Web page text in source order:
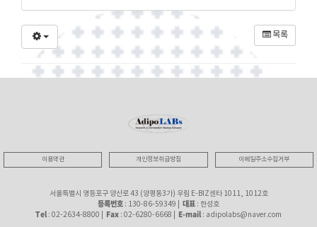
목록
이용약관 개인정보취급방침 이메일주소수집거부
서울특별시 영등포구 양산로 43 (양평동3가) 우림 E-BIZ센타 1011, 1012호
등록번호 : 130-86-59349 | 대표 : 한성호
Tel : 02-2634-8800 | Fax : 02-6280-6668 | E-mail : adipolabs@naver.com